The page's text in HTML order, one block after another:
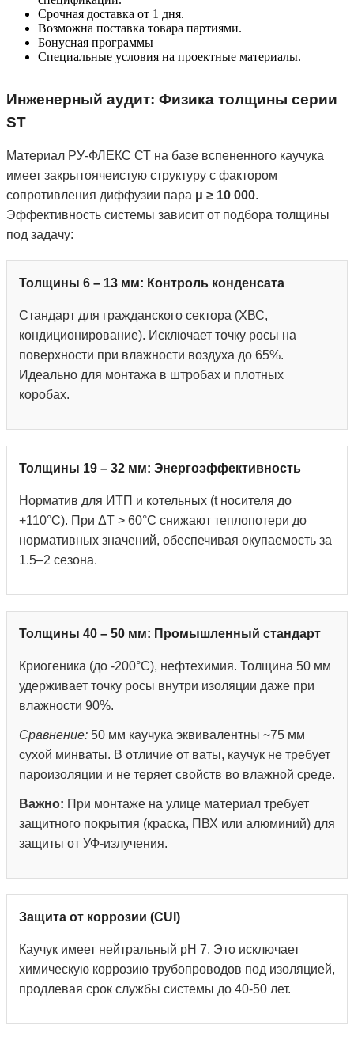
Срочная доставка от 1 дня.
Возможна поставка товара партиями.
Бонусная программы
Специальные условия на проектные материалы.
Инженерный аудит: Физика толщины серии
ST
Материал РУ-ФЛЕКС СТ на базе вспененного каучука
имеет закрытоячеистую структуру с фактором
сопротивления диффузии пара μ ≥ 10 000.
Эффективность системы зависит от подбора толщины
под задачу:
Толщины 6 – 13 мм: Контроль конденсата
Стандарт для гражданского сектора (ХВС,
кондиционирование). Исключает точку росы на
поверхности при влажности воздуха до 65%.
Идеально для монтажа в штробах и плотных
коробах.
Толщины 19 – 32 мм: Энергоэффективность
Норматив для ИТП и котельных (t носителя до
+110°С). При ΔT > 60°C снижают теплопотери до
нормативных значений, обеспечивая окупаемость за
1.5–2 сезона.
Толщины 40 – 50 мм: Промышленный стандарт
Криогеника (до -200°С), нефтехимия. Толщина 50 мм
удерживает точку росы внутри изоляции даже при
влажности 90%.
Сравнение: 50 мм каучука эквивалентны ~75 мм
сухой минваты. В отличие от ваты, каучук не требует
пароизоляции и не теряет свойств во влажной среде.
Важно: При монтаже на улице материал требует
защитного покрытия (краска, ПВХ или алюминий) для
защиты от УФ-излучения.
Защита от коррозии (CUI)
Каучук имеет нейтральный pH 7. Это исключает
химическую коррозию трубопроводов под изоляцией,
продлевая срок службы системы до 40-50 лет.